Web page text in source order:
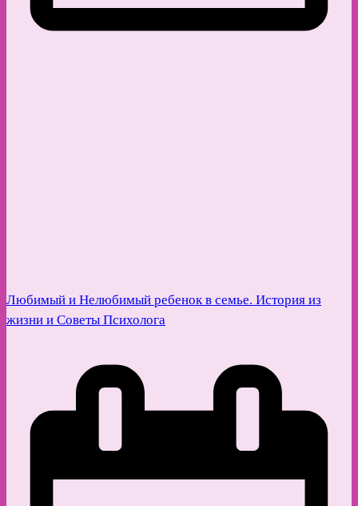
Любимый и Нелюбимый ребенок в семье. История из
жизни и Советы Психолога